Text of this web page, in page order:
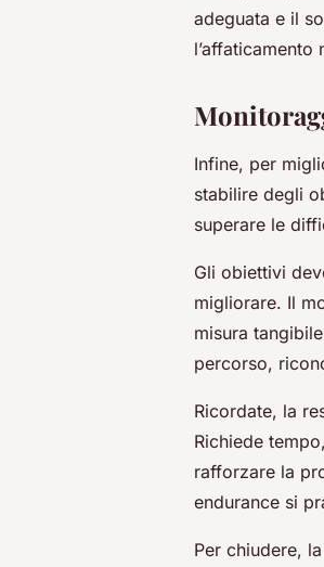
adeguata e il
Infine, per
stabilire degli
superare le
Gli obiettivi
migliorare. Il
misura
percorso,
Ricordate, la
Richiede
rafforzare la
endurance si
Per chiudere,